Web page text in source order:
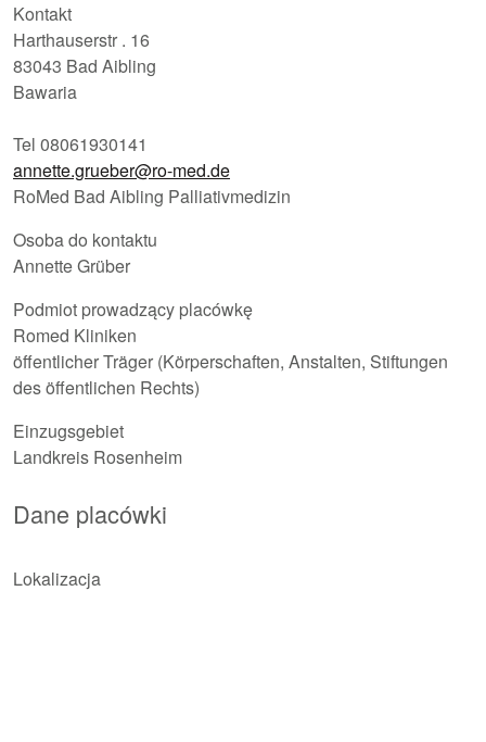
Kontakt
Harthauserstr . 16
83043 Bad Aibling
Bawaria
Tel 08061930141
annette.grueber@ro-med.de
RoMed Bad Aibling Palliativmedizin
Osoba do kontaktu
Annette Grüber
Podmiot prowadzący placówkę
Romed Kliniken
öffentlicher Träger (Körperschaften, Anstalten, Stiftungen
des öffentlichen Rechts)
Einzugsgebiet
Landkreis Rosenheim
Dane placówki
Lokalizacja